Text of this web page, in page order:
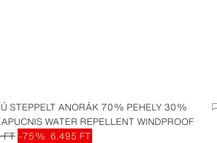
STEPPELT ANORÁK 70% PEHELY 30%
WATER REPELLENT WINDPROOF
FT -75% 6.495 FT